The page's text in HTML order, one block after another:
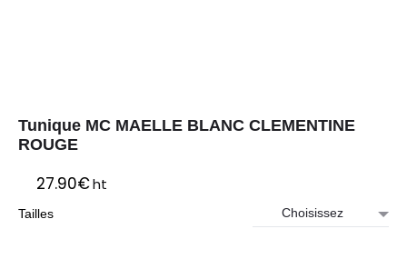
Tunique MC MAELLE BLANC CLEMENTINE
ROUGE
27.90€ht
Tailles